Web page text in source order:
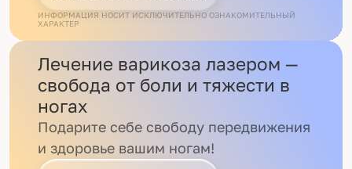
ИНФОРМАЦИЯ НОСИТ ИСКЛЮЧИТЕЛЬНО ОЗНАКОМИТЕЛЬНЫЙ
ХАРАКТЕР
Лечение варикоза лазером —
свобода от боли и тяжести в
ногах
Подарите себе свободу передвижения
и здоровье вашим ногам!